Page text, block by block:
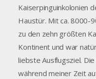
Kaiserpinguinkolonien
Haustür. Mit ca. 8000-
zu den zehn größten
Kontinent und war
liebste Ausflugsziel.
während meiner Zeit